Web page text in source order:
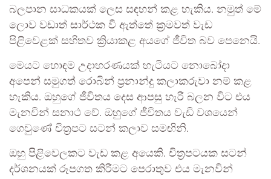
බලපාන සාධකයක් ලෙස සඳහන් කළ හැකිය. නමුත් මේ
ලොව වඩාත් සාර්ථක වී ඇත්තේ ක්‍රමවත් වැඩ
පිළිවෙළක් සහිතව ක්‍රියාකළ අයගේ ජීවිත බව පෙනෙයි.
මෙයට හොඳම උදාහරණයක් හැටියට නොබෝදා
අපෙන් සමුගත් රොබින් ප්‍රනාන්දු කලාකරුවා නම් කළ
හැකිය. ඔහුගේ ජීවිතය දෙස ආපසු හැරී බලන විට එය
මැනවින් සනාථ වේ. ඔහුගේ ජීවිතය වැඩි වශයෙන්
ගෙවුණේ චිත්‍රපට සටන් කලාව සමඟිනි.
ඔහු පිළිවෙලකට වැඩ කළ අයෙකි. චිත්‍රපටයක සටන්
දර්ශනයක් රූපගත කිරීමට පෙරාතුව එය මැනවින්